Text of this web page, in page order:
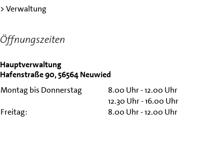
> Verwaltung
Öffnungszeiten
Hauptverwaltung
Hafenstraße 90, 56564 Neuwied
Montag bis Donnerstag
8.00 Uhr - 12.00 Uhr
12.30 Uhr - 16.00 Uhr
Freitag:
8.00 Uhr - 12.00 Uhr